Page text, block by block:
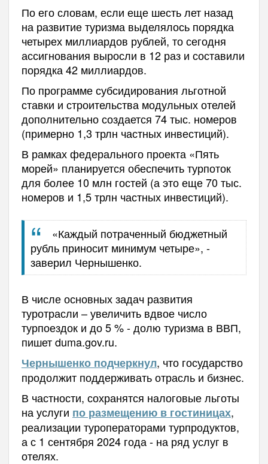
По его словам, если еще шесть лет назад
на развитие туризма выделялось порядка
четырех миллиардов рублей, то сегодня
ассигнования выросли в 12 раз и составили
порядка 42 миллиардов.
По программе субсидирования льготной
ставки и строительства модульных отелей
дополнительно создается 74 тыс. номеров
(примерно 1,3 трлн частных инвестиций).
В рамках федерального проекта «Пять
морей» планируется обеспечить турпоток
для более 10 млн гостей (а это еще 70 тыс.
номеров и 1,5 трлн частных инвестиций).
«Каждый потраченный бюджетный
рубль приносит минимум четыре», -
заверил Чернышенко.
В числе основных задач развития
туротрасли – увеличить вдвое число
турпоездок и до 5 % - долю туризма в ВВП,
пишет duma.gov.ru.
Чернышенко подчеркнул, что государство
продолжит поддерживать отрасль и бизнес.
В частности, сохранятся налоговые льготы
на услуги по размещению в гостиницах,
реализации туроператорами турпродуктов,
а с 1 сентября 2024 года - на ряд услуг в
отелях.